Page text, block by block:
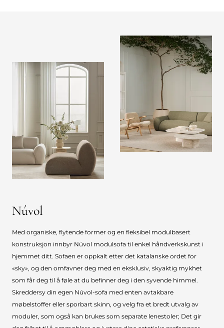
Núvol
Med organiske, flytende former og en fleksibel modulbasert
konstruksjon innbyr Núvol modulsofa til enkel håndverkskunst i
hjemmet ditt. Sofaen er oppkalt etter det katalanske ordet for
«sky», og den omfavner deg med en eksklusiv, skyaktig mykhet
som får deg til å føle at du befinner deg i den syvende himmel.
Skreddersy din egen Núvol-sofa med enten avtakbare
møbelstoffer eller sporbart skinn, og velg fra et bredt utvalg av
moduler, som også kan brukes som separate lenestoler; Det gir